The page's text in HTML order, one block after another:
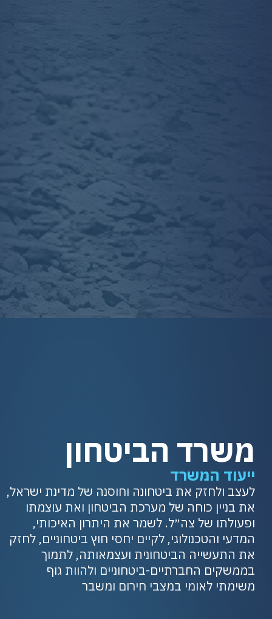
משרד הביטחון
ייעוד המשרד
לעצב ולחזק את ביטחונה וחוסנה של מדינת ישראל,
את בניין כוחה של מערכת הביטחון ואת עוצמתו
ופעולתו של צה״ל. לשמר את היתרון האיכותי,
המדעי והטכנולוגי, לקיים יחסי חוץ ביטחוניים, לחזק
את התעשייה הביטחונית ועצמאותה, לתמוך
בממשקים החברתיים-ביטחוניים ולהוות גוף
משימתי לאומי במצבי חירום ומשבר